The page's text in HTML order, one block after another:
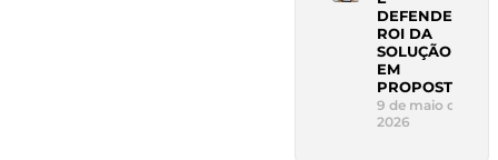
DEFENDER
ROI DA
SOLUÇÃO
EM
PROPOSTA
9 de maio de
2026